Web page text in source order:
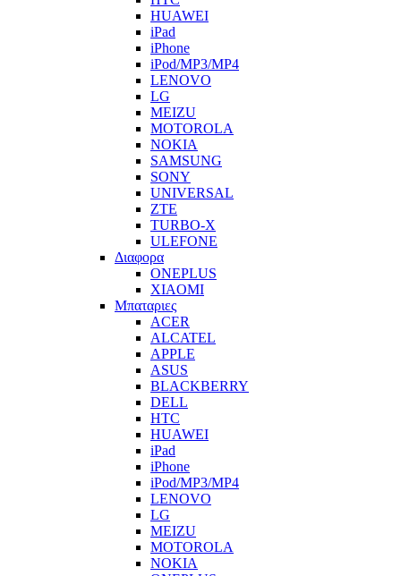
HUAWEI
iPad
iPhone
iPod/MP3/MP4
LENOVO
LG
MEIZU
MOTOROLA
NOKIA
SAMSUNG
SONY
UNIVERSAL
ZTE
TURBO-X
ULEFONE
Διαφορα
ONEPLUS
XIAOMI
Μπαταριες
ACER
ALCATEL
APPLE
ASUS
BLACKBERRY
DELL
HTC
HUAWEI
iPad
iPhone
iPod/MP3/MP4
LENOVO
LG
MEIZU
MOTOROLA
NOKIA